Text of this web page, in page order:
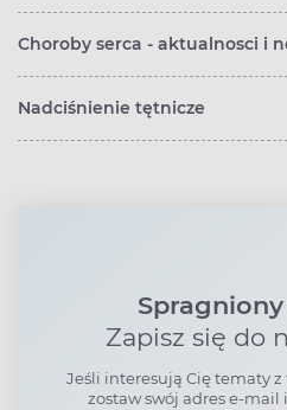
Choroby serca - aktualnosci i
Nadciśnienie tętnicze
Zapisz się do
Jeśli interesują Cię tematy
zostaw swój adres e-